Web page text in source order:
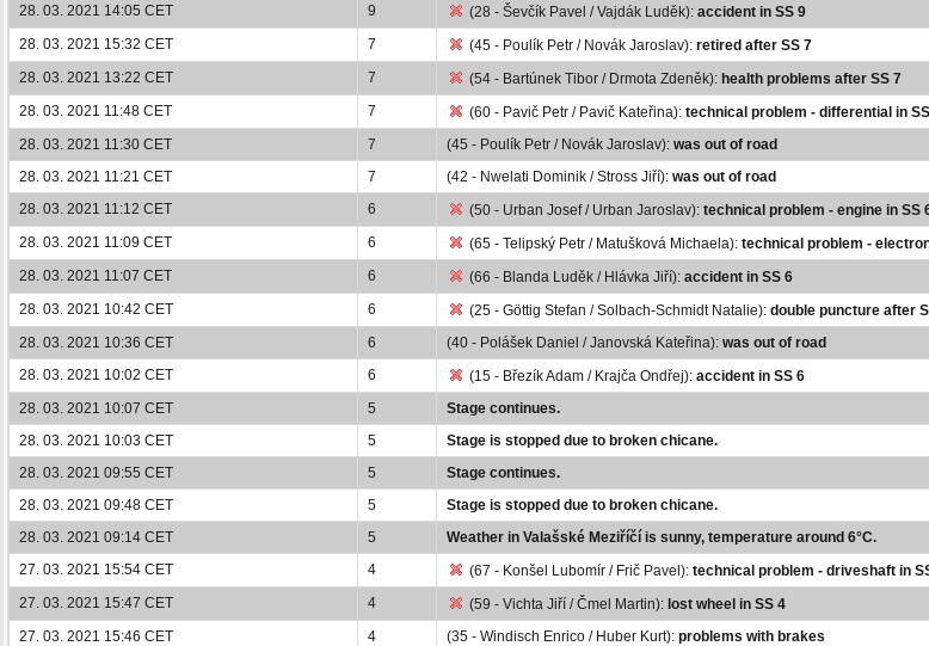
28. 03. 2021 14:05 CET
9 (28 - Ševčík Pavel / Vajdák Luděk): accident in SS 9
28. 03. 2021 15:32 CET
7 (45 - Poulík Petr / Novák Jaroslav): retired after SS 7
28. 03. 2021 13:22 CET
7 (54 - Bartúnek Tibor / Drmota Zdeněk): health problems after SS 7
28. 03. 2021 11:48 CET
7 (60 - Pavič Petr / Pavič Kateřina): technical problem - differential in
28. 03. 2021 11:30 CET
7 (45 - Poulík Petr / Novák Jaroslav): was out of road
28. 03. 2021 11:21 CET
7 (42 - Nwelati Dominik / Stross Jiří): was out of road
28. 03. 2021 11:12 CET
6 (50 - Urban Josef / Urban Jaroslav): technical problem - engine in SS
28. 03. 2021 11:09 CET
6 (65 - Telipský Petr / Matušková Michaela): technical problem -
28. 03. 2021 11:07 CET
6 (66 - Blanda Luděk / Hlávka Jiří): accident in SS 6
28. 03. 2021 10:42 CET
6 (25 - Göttig Stefan / Solbach-Schmidt Natalie): double puncture after
28. 03. 2021 10:36 CET
6 (40 - Polášek Daniel / Janovská Kateřina): was out of road
28. 03. 2021 10:02 CET
6 (15 - Březík Adam / Krajča Ondřej): accident in SS 6
28. 03. 2021 10:07 CET
5
Stage continues.
28. 03. 2021 10:03 CET
5
Stage is stopped due to broken chicane.
28. 03. 2021 09:55 CET
5
Stage continues.
28. 03. 2021 09:48 CET
5
Stage is stopped due to broken chicane.
28. 03. 2021 09:14 CET
5
Weather in Valašské Meziříčí is sunny, temperature around 6°C.
27. 03. 2021 15:54 CET
4 (67 - Konšel Lubomír / Frič Pavel): technical problem - driveshaft in
27. 03. 2021 15:47 CET
4 (59 - Vichta Jiří / Čmel Martin): lost wheel in SS 4
27. 03. 2021 15:46 CET
4 (35 - Windisch Enrico / Huber Kurt): problems with brakes